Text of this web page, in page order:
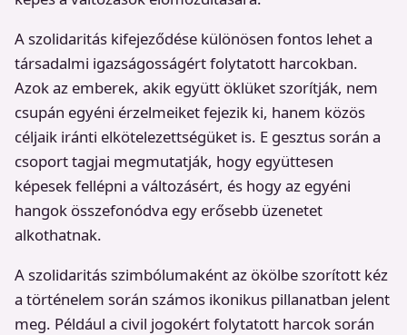
A szolidaritás kifejeződése különösen fontos lehet a
társadalmi igazságosságért folytatott harcokban.
Azok az emberek, akik együtt öklüket szorítják, nem
csupán egyéni érzelmeiket fejezik ki, hanem közös
céljaik iránti elkötelezettségüket is. E gesztus során a
csoport tagjai megmutatják, hogy együttesen
képesek fellépni a változásért, és hogy az egyéni
hangok összefonódva egy erősebb üzenetet
alkothatnak.
A szolidaritás szimbólumaként az ökölbe szorított kéz
a történelem során számos ikonikus pillanatban jelent
meg. Például a civil jogokért folytatott harcok során